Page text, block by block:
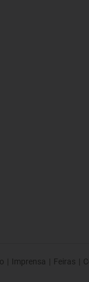
| Imprensa | Feiras |